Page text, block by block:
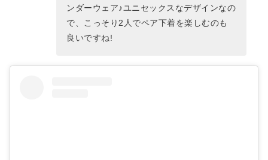
ンダーウェア♪ユニセックスなデザインなの
で、こっそり2人でペア下着を楽しむのも
良いですね!